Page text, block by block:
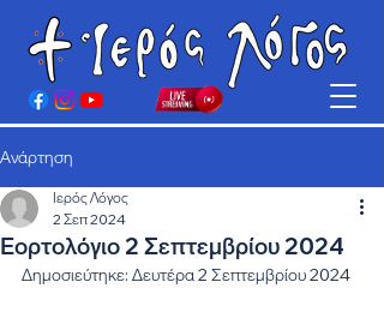
Ανάρτηση
Εορτολόγιο 2 Σεπτεμβρίου 2024
Ιερός Λόγος
2 Σεπ 2024
Δημοσιεύτηκε: Δευτέρα 2 Σεπτεμβρίου 2024